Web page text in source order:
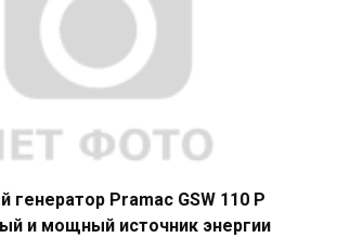
генератор Pramac GSW 110 P
и мощный источник энергии